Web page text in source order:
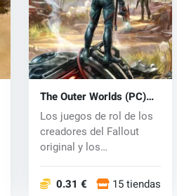
The Outer Worlds (PC)
key
Los juegos de rol de los
creadores del Fallout
original y los
0.31 € 15 tiendas